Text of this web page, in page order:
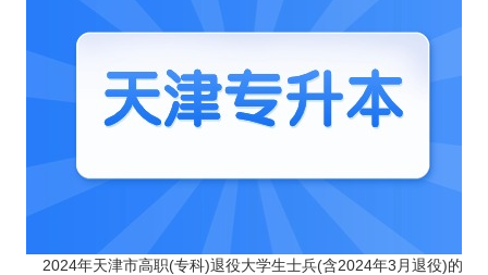
2024年天津市高职(专科)退役大学生士兵(含2024年3月退役)的